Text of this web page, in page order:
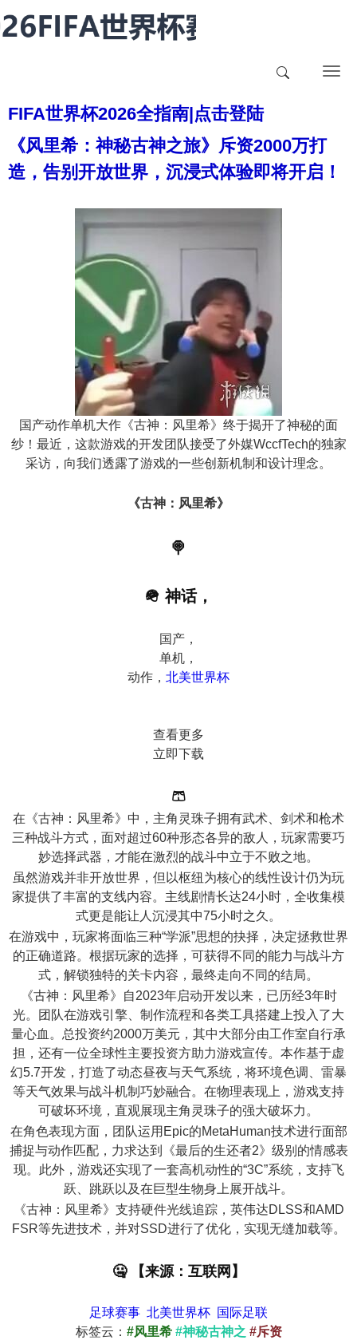
T
e
FIFA世界杯2026全指南|点击登陆
《风里希：神秘古神之旅》斥资2000万打
造，告别开放世界，沉浸式体验即将开启！
国产动作单机大作《古神：风里希》终于揭开了神秘的面
纱！最近，这款游戏的开发团队接受了外媒WccfTech的独家
采访，向我们透露了游戏的一些创新机制和设计理念。
《古神：风里希》
🍭
🪖 神话，
国产，
单机，
动作， 北美世界杯
查看更多
立即下载
🩳
在《古神：风里希》中，主角灵珠子拥有武术、剑术和枪术
三种战斗方式，面对超过60种形态各异的敌人，玩家需要巧
妙选择武器，才能在激烈的战斗中立于不败之地。
虽然游戏并非开放世界，但以枢纽为核心的线性设计仍为玩
家提供了丰富的支线内容。主线剧情长达24小时，全收集模
式更是能让人沉浸其中75小时之久。
在游戏中，玩家将面临三种“学派”思想的抉择，决定拯救世界
的正确道路。根据玩家的选择，可获得不同的能力与战斗方
式，解锁独特的关卡内容，最终走向不同的结局。
《古神：风里希》自2023年启动开发以来，已历经3年时
光。团队在游戏引擎、制作流程和各类工具搭建上投入了大
量心血。总投资约2000万美元，其中大部分由工作室自行承
担，还有一位全球性主要投资方助力游戏宣传。本作基于虚
幻5.7开发，打造了动态昼夜与天气系统，将环境色调、雷暴
等天气效果与战斗机制巧妙融合。在物理表现上，游戏支持
可破坏环境，直观展现主角灵珠子的强大破坏力。
在角色表现方面，团队运用Epic的MetaHuman技术进行面部
捕捉与动作匹配，力求达到《最后的生还者2》级别的情感表
现。此外，游戏还实现了一套高机动性的“3C”系统，支持飞
跃、跳跃以及在巨型生物身上展开战斗。
《古神：风里希》支持硬件光线追踪，英伟达DLSS和AMD
FSR等先进技术，并对SSD进行了优化，实现无缝加载等。
🤐 【来源：互联网】
足球赛事 北美世界杯 国际足联
标签云： #风里希 #神秘古神之 #斥资